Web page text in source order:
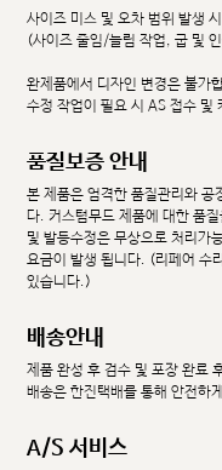
사이즈 미스 및 오차 범위 발생
(사이즈 줄임/늘림 작업, 굽 및
완제품에서 디자인 변경은 불가
수정 작업이 필요 시 AS 접수 및
품질보증 안내
본 제품은 엄격한 품질관리와 공
다. 커스텀무드 제품에 대한 품
및 발등수정은 무상으로 처리가
요금이 발생 됩니다. (리페어 수
있습니다.)
배송안내
제품 완성 후 검수 및 포장 완료
배송은 한진택배를 통해 안전하
A/S 서비스